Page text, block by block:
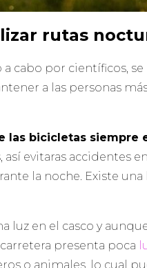
rutas
cabo por científicos,
a las personas
las bicicletas siempre
evitaras accidentes
la noche. Existe una
luz en el casco y
presenta poca
o animales, lo cual